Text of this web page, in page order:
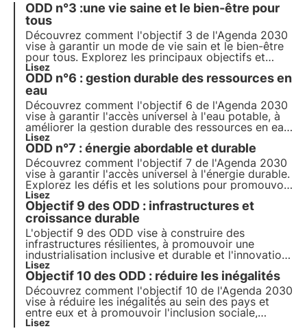
ODD n°3 :une vie saine et le bien-être pour
tous
Découvrez comment l'objectif 3 de l'Agenda 2030
vise à garantir un mode de vie sain et le bien-être
pour tous. Explorez les principaux objectifs et
défis, comment la France progresse vers leur
réalisation et comment les entreprises peuvent
contribuer à cet objectif.
Lisez
ODD n°6 : gestion durable des ressources en
eau
Découvrez comment l'objectif 6 de l'Agenda 2030
vise à garantir l'accès universel à l'eau potable, à
améliorer la gestion durable des ressources en eau
et de l'assainissement, et à protéger les
écosystèmes aquatiques.
Lisez
ODD n°7 : énergie abordable et durable
Découvrez comment l'objectif 7 de l'Agenda 2030
vise à garantir l'accès universel à l'énergie durable.
Explorez les défis et les solutions pour promouvoir
les énergies renouvelables et l'efficacité
énergétique, le rôle des entreprises et les projets
innovants dans ce domaine.
Lisez
Objectif 9 des ODD : infrastructures et
croissance durable
L'objectif 9 des ODD vise à construire des
infrastructures résilientes, à promouvoir une
industrialisation inclusive et durable et l'innovation
pour la croissance économique. Découvrez
comment les investissements dans les
infrastructures durables et les technologies
propres peuvent contribuer à la r
Lisez
Objectif 10 des ODD : réduire les inégalités
Découvrez comment l'objectif 10 de l'Agenda 2030
vise à réduire les inégalités au sein des pays et
entre eux et à promouvoir l'inclusion sociale,
économique et politique. Explorez les principales
Lisez